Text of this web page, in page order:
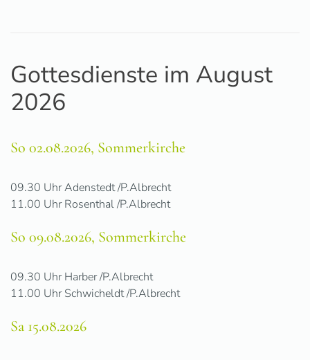
Gottesdienste im August
2026
So 02.08.2026, Sommerkirche
09.30 Uhr Adenstedt /P.Albrecht
11.00 Uhr Rosenthal /P.Albrecht
So 09.08.2026, Sommerkirche
09.30 Uhr Harber /P.Albrecht
11.00 Uhr Schwicheldt /P.Albrecht
Sa 15.08.2026